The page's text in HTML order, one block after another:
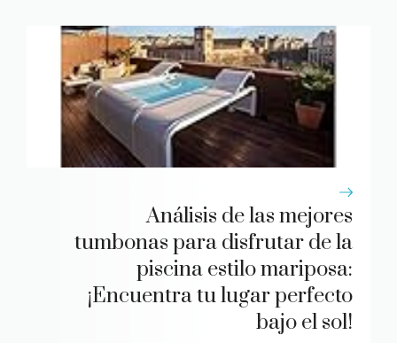
Análisis de las mejores
tumbonas para disfrutar de la
piscina estilo mariposa:
¡Encuentra tu lugar perfecto
bajo el sol!